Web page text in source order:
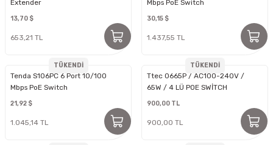
Extender
13,70 $
653,21 TL
Mbps PoE Switch
30,15 $
1.437,55 TL
TÜKENDİ
Tenda S106PC 6 Port 10/100
Mbps PoE Switch
21,92 $
1.045,14 TL
TÜKENDİ
Ttec 0665P / AC100-240V /
65W / 4 LÜ POE SWİTCH
900,00 TL
900,00 TL